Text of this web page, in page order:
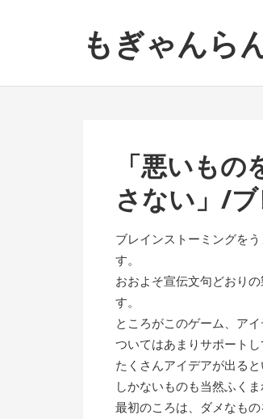
ビ
ゲ
ン
テ
もぎゃんら
「悪いも
さない」/
ブレインストーミングを
す。
おおよそ宣伝文句どおり
す。
ところがこのゲーム、ア
ついてはあまりサポート
たくさんアイデアが出る
しかないものも当然ふく
最初のころは、ダメなも